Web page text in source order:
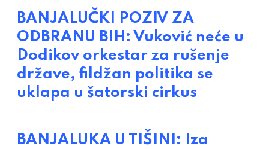
BANJALUČKI POZIV ZA
ODBRANU BIH: Vuković neće u
Dodikov orkestar za rušenje
države, fildžan politika se
uklapa u šatorski cirkus
BANJALUKA U TIŠINI: Iza